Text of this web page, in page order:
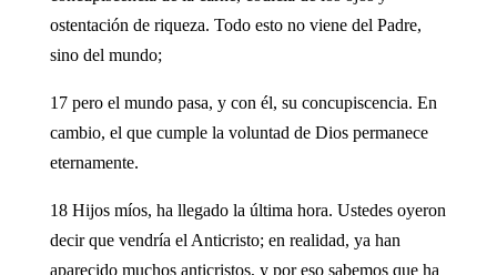
ostentación de riqueza. Todo esto no viene del Padre,
sino del mundo;
17 pero el mundo pasa, y con él, su concupiscencia. En
cambio, el que cumple la voluntad de Dios permanece
eternamente.
18 Hijos míos, ha llegado la última hora. Ustedes oyeron
decir que vendría el Anticristo; en realidad, ya han
aparecido muchos anticristos, y por eso sabemos que ha